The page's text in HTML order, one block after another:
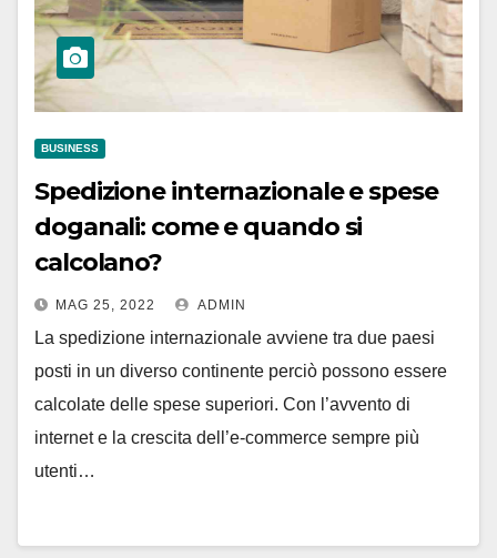
BUSINESS
Spedizione internazionale e spese
doganali: come e quando si
calcolano?
MAG 25, 2022 ADMIN
La spedizione internazionale avviene tra due paesi
posti in un diverso continente perciò possono essere
calcolate delle spese superiori. Con l’avvento di
internet e la crescita dell’e-commerce sempre più
utenti…